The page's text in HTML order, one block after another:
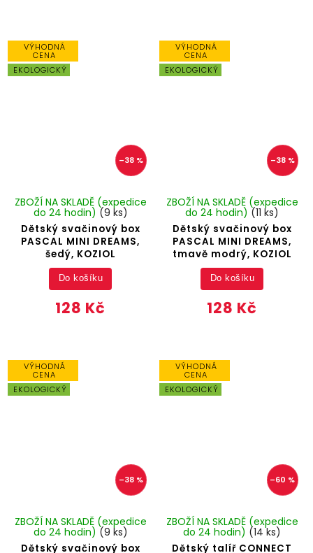
VÝHODNÁ
CENA
EKOLOGICKÝ
–38 %
Dětský svačinový box
PASCAL MINI DREAMS,
šedý, KOZIOL
ZBOŽÍ NA SKLADĚ (expedice
do 24 hodin) (9 ks)
128 Kč
Do košíku
VÝHODNÁ
CENA
EKOLOGICKÝ
–38 %
Dětský svačinový box
PASCAL MINI DREAMS,
tmavě modrý, KOZIOL
ZBOŽÍ NA SKLADĚ (expedice
do 24 hodin) (11 ks)
128 Kč
Do košíku
VÝHODNÁ
CENA
EKOLOGICKÝ
–38 %
Dětský svačinový box
ZBOŽÍ NA SKLADĚ (expedice
do 24 hodin) (9 ks)
VÝHODNÁ
CENA
EKOLOGICKÝ
–60 %
Dětský talíř CONNECT
ZBOŽÍ NA SKLADĚ (expedice
do 24 hodin) (14 ks)